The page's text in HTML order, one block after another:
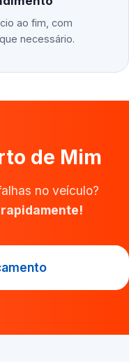
ao fim, com
necessário.
de Mim
no veículo?